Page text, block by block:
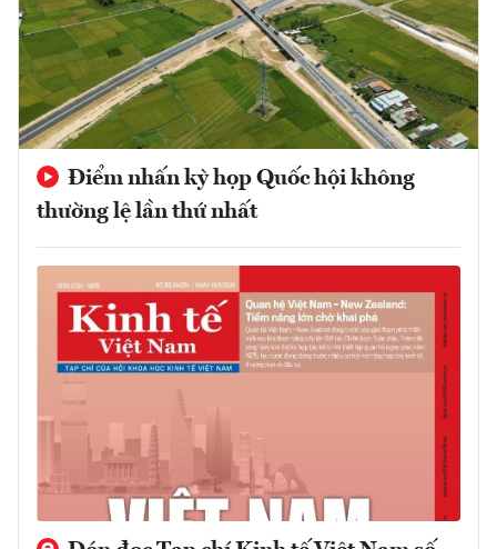
Điểm nhấn kỳ họp Quốc hội không
thường lệ lần thứ nhất